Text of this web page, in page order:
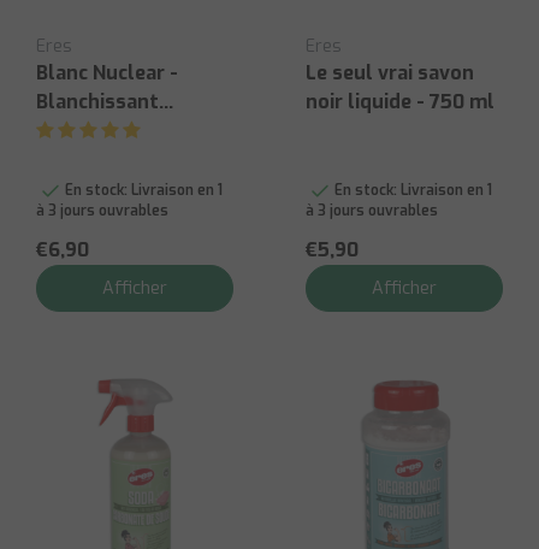
Eres
Blanc Nuclear -
Blanchissant
Textiles Blancs
En stock: Livraison en 1
à 3 jours ouvrables
€6,90
Afficher
Eres
Le seul vrai savon
noir liquide - 750 ml
En stock: Livraison en 1
à 3 jours ouvrables
€5,90
Afficher